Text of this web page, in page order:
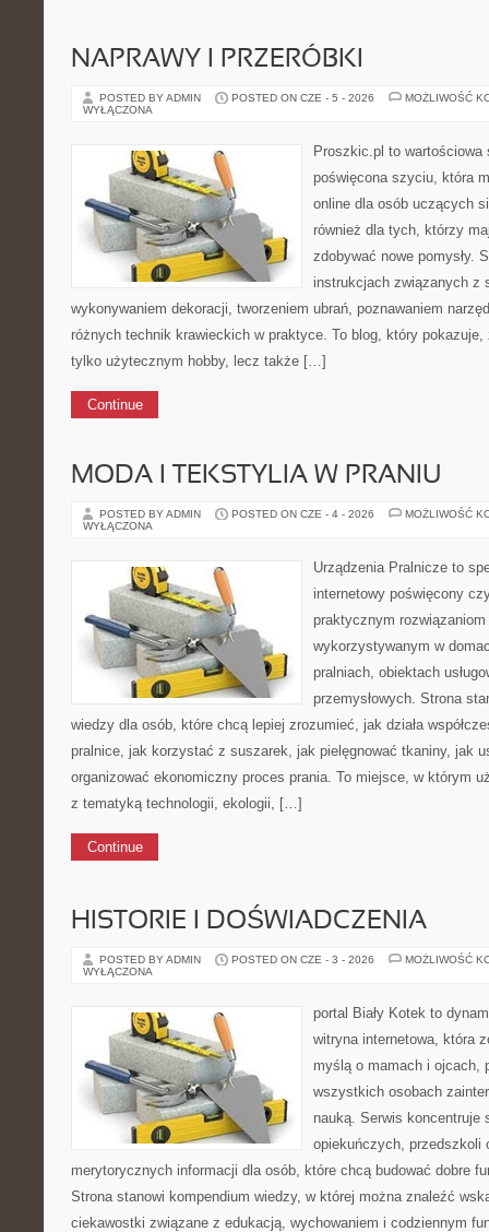
NAPRAWY I PRZERÓBKI
POSTED BY ADMIN POSTED ON CZE - 5 - 2026
MOŻLIWOŚĆ
WYŁĄCZONA
Proszkic.pl to wartościowa
poświęcona szyciu, która
online dla osób uczących
również dla tych, którzy
zdobywać nowe pomysły.
instrukcjach związanych z
wykonywaniem dekoracji, tworzeniem ubrań, poznawaniem
różnych technik krawieckich w praktyce. To blog, który
tylko użytecznym hobby, lecz także […]
Continue
MODA I TEKSTYLIA W PRANIU
POSTED BY ADMIN POSTED ON CZE - 4 - 2026
MOŻLIWOŚĆ
WYŁĄCZONA
Urządzenia Pralnicze to
internetowy poświęcony
praktycznym
wykorzystywanym w
pralniach, obiektach
przemysłowych. Strona
wiedzy dla osób, które chcą lepiej zrozumieć, jak działa
pralnice, jak korzystać z suszarek, jak pielęgnować tkaniny, jak
organizować ekonomiczny proces prania. To miejsce, w którym
z tematyką technologii, ekologii, […]
Continue
HISTORIE I DOŚWIADCZENIA
POSTED BY ADMIN POSTED ON CZE - 3 - 2026
MOŻLIWOŚĆ
WYŁĄCZONA
portal Biały Kotek to
witryna internetowa, która
myślą o mamach i ojcach,
wszystkich osobach
nauką. Serwis koncentruje
opiekuńczych, przedszkoli
merytorycznych informacji dla osób, które chcą budować dobre
Strona stanowi kompendium wiedzy, w której można znaleźć
ciekawostki związane z edukacją, wychowaniem i codziennym